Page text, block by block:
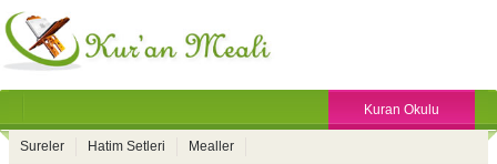
Kuran Okulu
Sureler Hatim Setleri Mealler